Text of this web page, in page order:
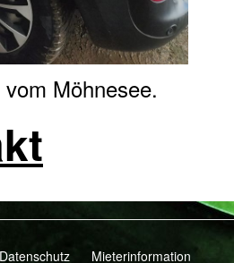
Möhnesee.
Datenschutz Mieterinformation